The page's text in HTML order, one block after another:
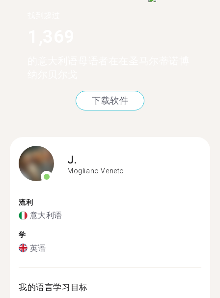
下载软件
J.
Mogliano Veneto
流利
意大利语
学
英语
我的语言学习目标